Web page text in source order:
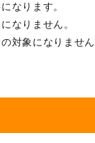
なります。
なりません。
対象になりません